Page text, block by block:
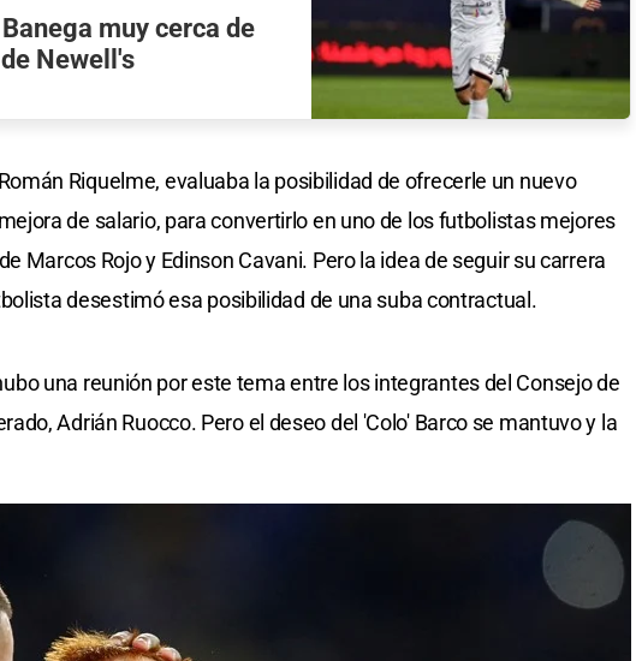
muy cerca de
Newell's
Riquelme, evaluaba la posibilidad de ofrecerle un nuevo
de salario, para convertirlo en uno de los futbolistas mejores
Marcos Rojo y Edinson Cavani. Pero la idea de seguir su carrera
desestimó esa posibilidad de una suba contractual.
una reunión por este tema entre los integrantes del Consejo de
Adrián Ruocco. Pero el deseo del 'Colo' Barco se mantuvo y la